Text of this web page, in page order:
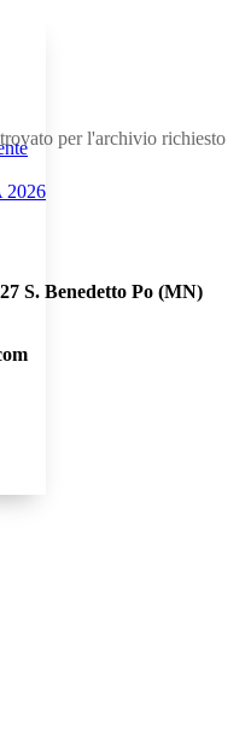
2026
per l'archivio richiesto
S. Benedetto Po (MN)